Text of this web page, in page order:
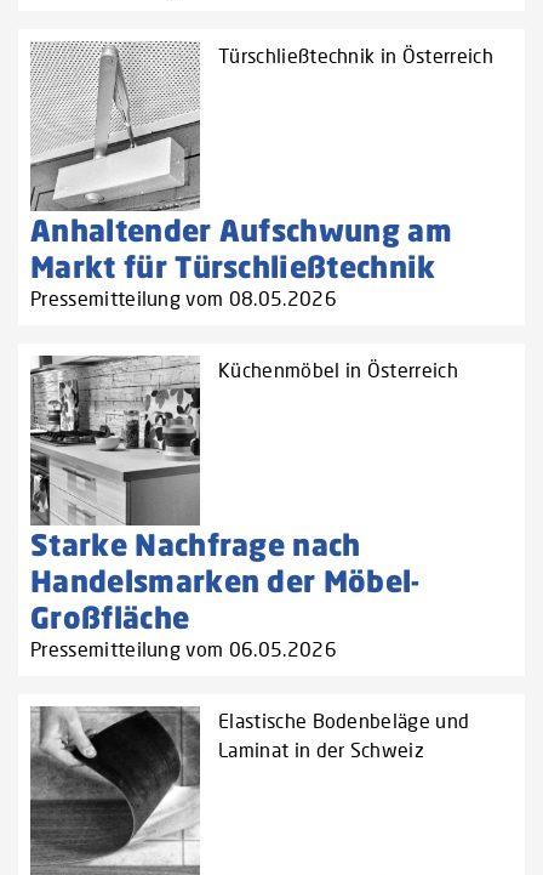
Türschließtechnik in Österreich
Anhaltender Aufschwung am
Markt für Türschließtechnik
Pressemitteilung vom 08.05.2026
Küchenmöbel in Österreich
Starke Nachfrage nach
Handelsmarken der Möbel-
Großfläche
Pressemitteilung vom 06.05.2026
Elastische Bodenbeläge und
Laminat in der Schweiz